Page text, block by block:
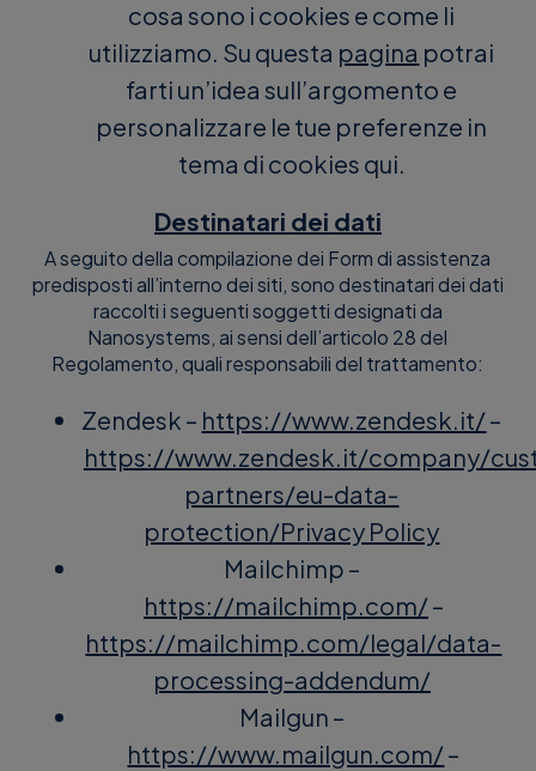
cosa sono i cookies e come li
utilizziamo. Su questa pagina potrai
farti un’idea sull’argomento e
personalizzare le tue preferenze in
tema di cookies qui.
Destinatari dei dati
A seguito della compilazione dei Form di assistenza
predisposti all’interno dei siti, sono destinatari dei dati
raccolti i seguenti soggetti designati da
Nanosystems, ai sensi dell’articolo 28 del
Regolamento, quali responsabili del trattamento:
Zendesk – https://www.zendesk.it/–
https://www.zendesk.it/company/
partners/eu-data-
protection/Privacy Policy
Mailchimp –
https://mailchimp.com/–
https://mailchimp.com/legal/data-
processing-addendum/
Mailgun –
https://www.mailgun.com/–